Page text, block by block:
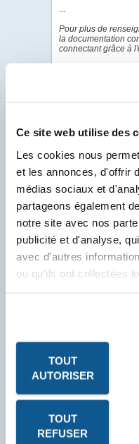
Ce site web utilise des
Les cookies nous
et les annonces, d'offrir
médias sociaux et
partageons également
notre site avec nos
publicité et d'analyse,
avec d'autres
ou qu'ils ont collectées
TOUT
AUTORISER
TOUT
REFUSER
Pour visualiser &
Produit.
Client Labo
Client se trouvant
commençant par un
N°
F
...
Pour plus de
la documentation
connectant grâce à